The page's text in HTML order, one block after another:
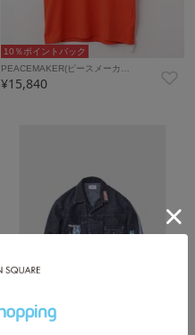
10％ポイントバック
PEACEMAKER(ピースメーカ…
¥15,840